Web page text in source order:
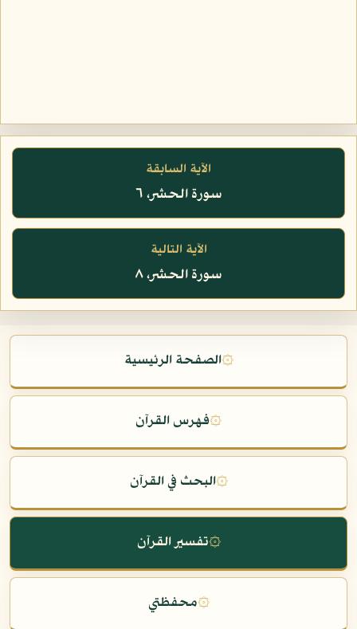
الآية السابقة
سورة الحشر، ٦
الآية التالية
سورة الحشر، ٨
۞الصفحة الرئيسية
۞فهرس القرآن
۞البحث في القرآن
۞تفسير القرآن
۞محفظتي